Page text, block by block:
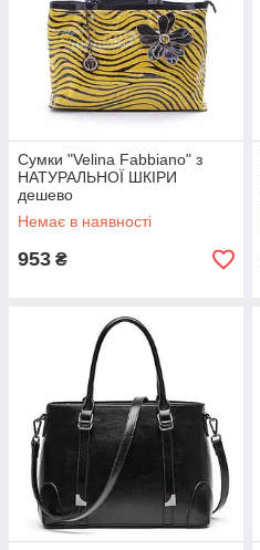
Сумки "Velina Fabbiano" з
НАТУРАЛЬНОЇ ШКІРИ
дешево
Немає в наявності
953 ₴